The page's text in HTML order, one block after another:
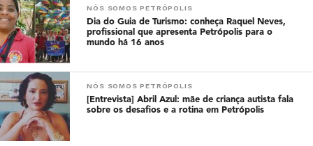
NÓS SOMOS PETRÓPOLIS
Dia do Guia de Turismo: conheça Raquel Neves,
profissional que apresenta Petrópolis para o
mundo há 16 anos
NÓS SOMOS PETRÓPOLIS
[Entrevista] Abril Azul: mãe de criança autista fala
sobre os desafios e a rotina em Petrópolis